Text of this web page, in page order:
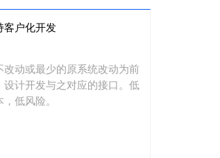
客户化开发
改动或最少的原系统改动为前
设计开发与之对应的接口。低
，低风险。